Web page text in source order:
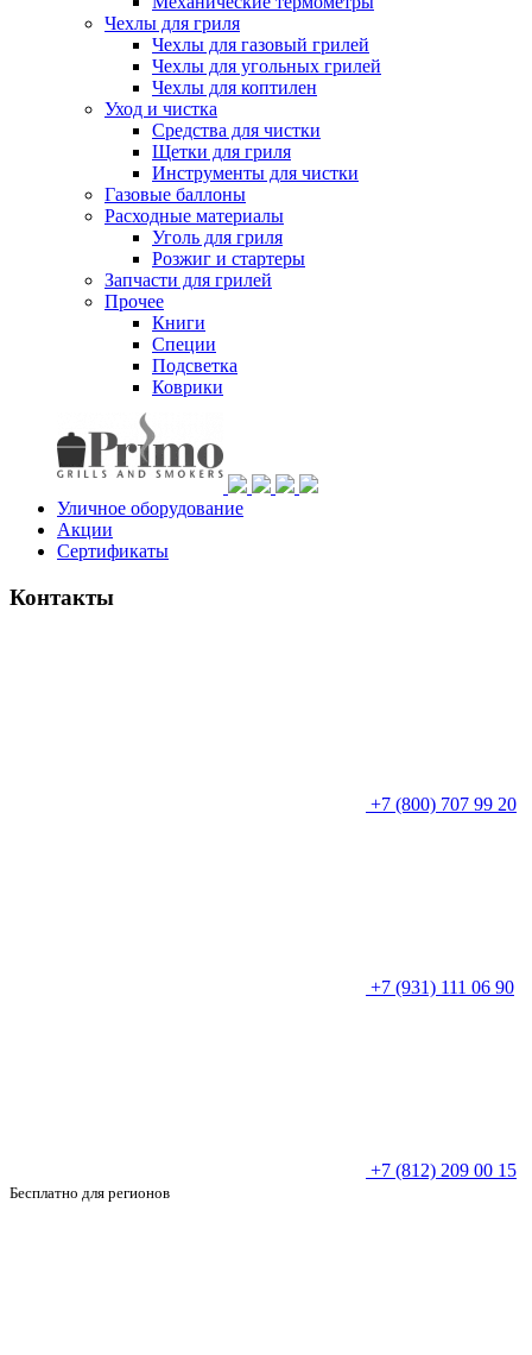
Чехлы для гриля
Чехлы для газовый грилей
Чехлы для угольных грилей
Чехлы для коптилен
Уход и чистка
Средства для чистки
Щетки для гриля
Инструменты для чистки
Газовые баллоны
Расходные материалы
Уголь для гриля
Розжиг и стартеры
Запчасти для грилей
Прочее
Книги
Специи
Подсветка
Коврики
Уличное оборудование
Акции
Сертификаты
Контакты
+7 (800) 707 99 20
+7 (931) 111 06 90
+7 (812) 209 00 15
Бесплатно для регионов